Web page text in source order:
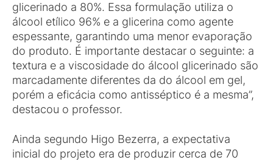
glicerinado a 80%. Essa formulação utiliza o
álcool etílico 96% e a glicerina como agente
espessante, garantindo uma menor evaporação
do produto. É importante destacar o seguinte: a
textura e a viscosidade do álcool glicerinado são
marcadamente diferentes da do álcool em gel,
porém a eficácia como antisséptico é a mesma”,
destacou o professor.
Ainda segundo Higo Bezerra, a expectativa
inicial do projeto era de produzir cerca de 70